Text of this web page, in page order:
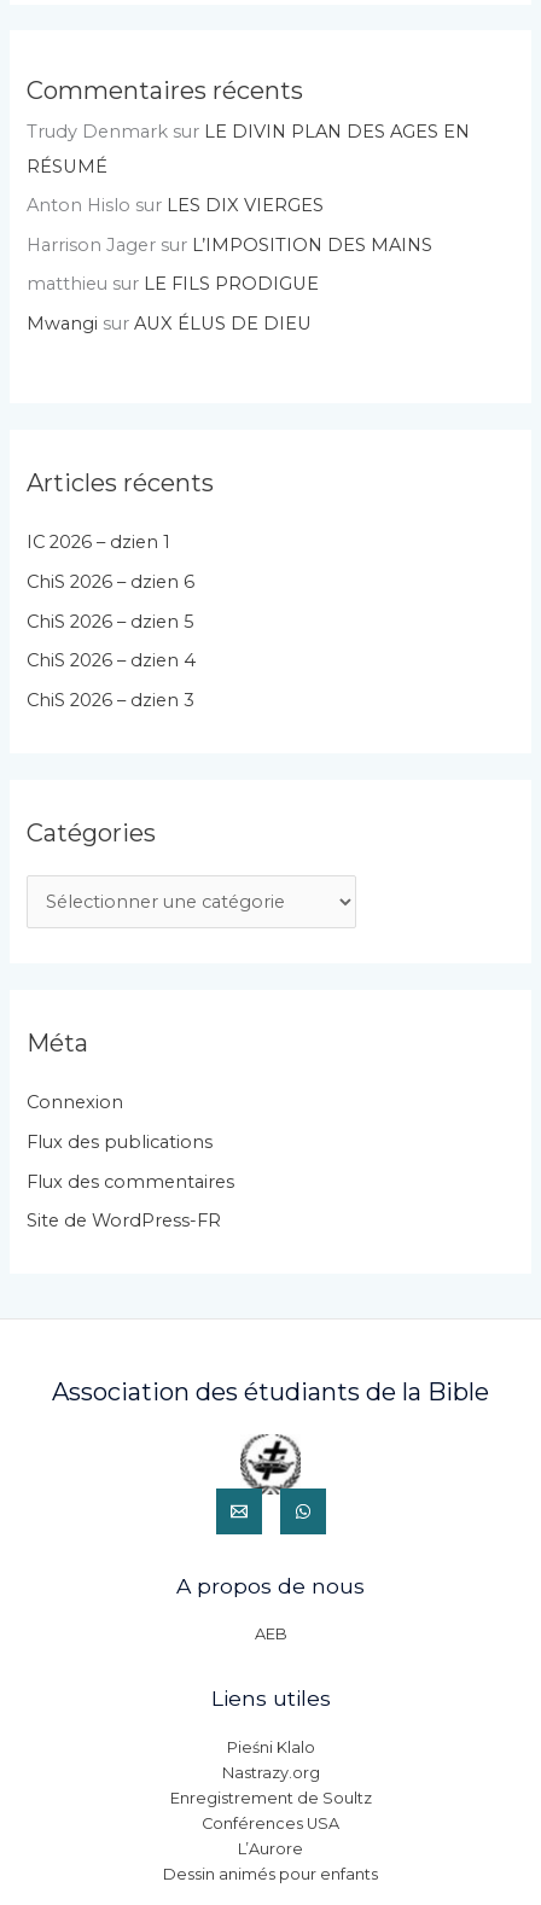
Commentaires récents
Trudy Denmark sur LE DIVIN PLAN DES AGES EN
RÉSUMÉ
Anton Hislo sur LES DIX VIERGES
Harrison Jager sur L’IMPOSITION DES MAINS
matthieu sur LE FILS PRODIGUE
Mwangi surAUX ÉLUS DE DIEU
Articles récents
IC 2026 – dzien 1
ChiS 2026 – dzien 6
ChiS 2026 – dzien 5
ChiS 2026 – dzien 4
ChiS 2026 – dzien 3
Catégories
a
g
r
i
e
Méta
Connexion
Flux des publications
Flux des commentaires
Site de WordPress-FR
Association des étudiants de la Bible
A propos de nous
AEB
Liens utiles
Pieśni Klalo
Nastrazy.org
Enregistrement de Soultz
Conférences USA
L’Aurore
Dessin animés pour enfants